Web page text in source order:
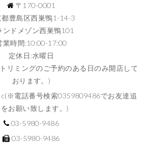
〒170-0001
都豊島区西巣鴨1-14-3
ンドメゾン西巣鴨101
業時間:10:00-17:00
定休日:水曜日
リミングのご予約のある日のみ開店して
おります。)
電話番号検索0359809486でお友達追
お願い致します。)
03-5980-9486
03-5980-9486